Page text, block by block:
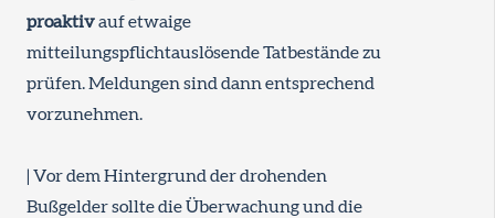
proaktivauf etwaige
mitteilungspflichtauslösende Tatbestände zu
prüfen. Meldungen sind dann entsprechend
vorzunehmen.
| Vor dem Hintergrund der drohenden
Bußgelder sollte die Überwachung und die